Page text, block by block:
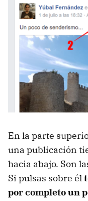
En la parte
una publicación
hacia abajo. Son
Si pulsas sobre él
por completo un